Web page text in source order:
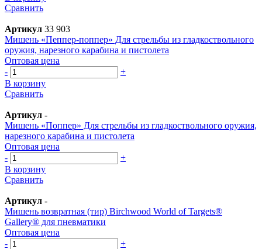
Сравнить
Артикул 33 903
Мишень «Пеппер-поппер» Для стрельбы из гладкоствольного
оружия, нарезного карабина и пистолета
Оптовая цена
-
+
В корзину
Сравнить
Артикул -
Мишень «Поппер» Для стрельбы из гладкоствольного оружия,
нарезного карабина и пистолета
Оптовая цена
-
+
В корзину
Сравнить
Артикул -
Мишень возвратная (тир) Birchwood World of Targets®
Gallery® для пневматики
Оптовая цена
-
+